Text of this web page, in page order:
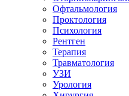
Офтальмология
Проктология
Психология
Рентген
Терапия
Травматология
УЗИ
Урология